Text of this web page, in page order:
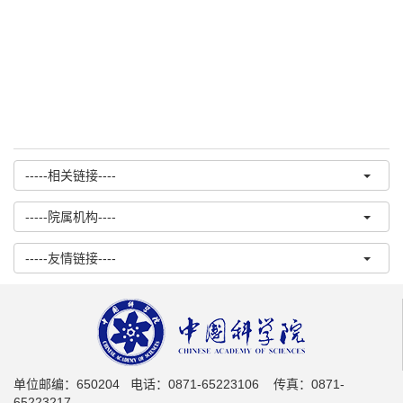
-----相关链接----
-----院属机构----
-----友情链接----
单位邮编：650204 电话：0871-65223106 传真：0871-